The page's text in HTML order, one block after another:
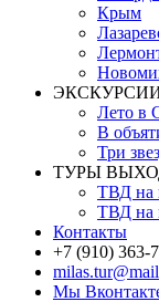
Крым
Лето в
В
Три
ТУРЫ
ТВД на
ТВД на
Контакты
+7 (910) 363-
Мы